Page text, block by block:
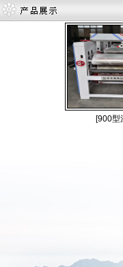
[900型